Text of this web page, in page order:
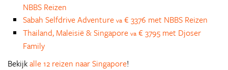
NBBS Reizen
Sabah Selfdrive Adventure va € 3376 met NBBS Reizen
Thailand, Maleisië & Singapore va € 3795 met Djoser
Family
Bekijkalle 12 reizen naar Singapore!